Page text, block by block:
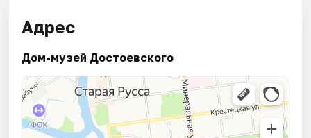
Адрес
Дом-музей Достоевского